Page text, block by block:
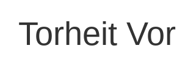
Torheit